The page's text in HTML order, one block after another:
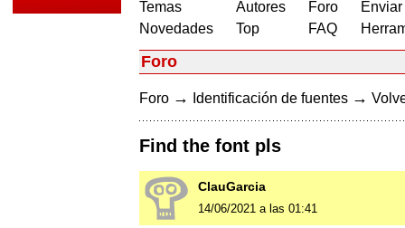
Temas
Novedades
Autores
Top
Foro
FAQ
Foro
Foro → Identificación de fuentes →
Find the font pls
ClauGarcia
14/06/2021 a las 01:41